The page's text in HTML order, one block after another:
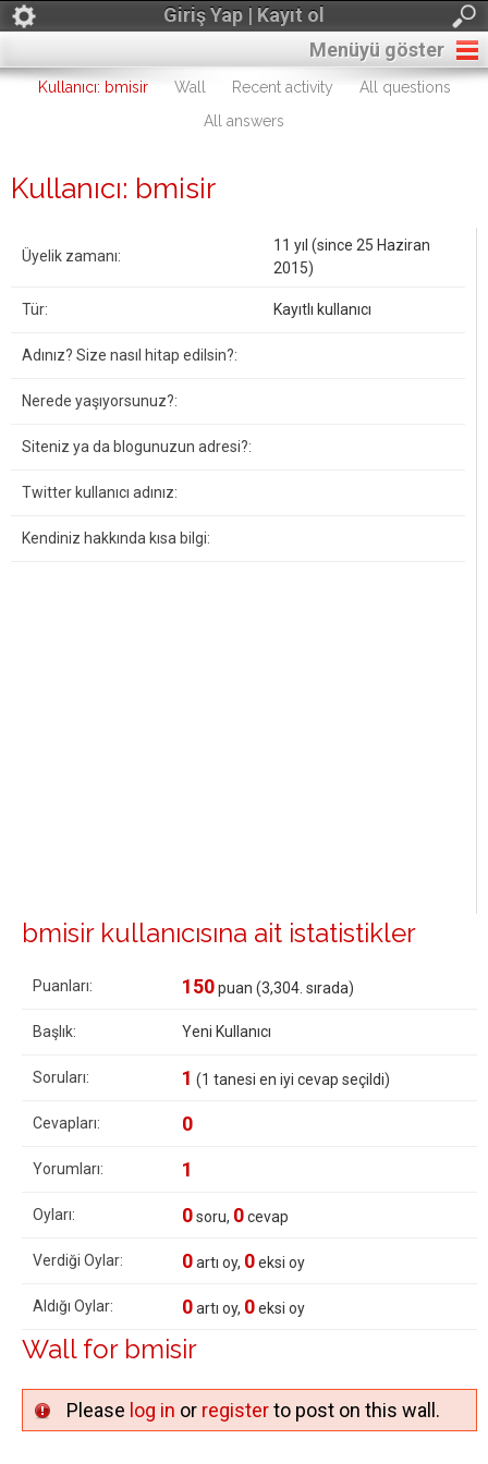
Giriş Yap | Kayıt ol
Menüyü göster
Kullanıcı: bmisir Wall Recent activity
All questions
All answers
Kullanıcı: bmisir
Üyelik zamanı:
11 yıl (since 25 Haziran
2015)
Tür: Kayıtlı kullanıcı
Adınız? Size nasıl hitap edilsin?:
Nerede yaşıyorsunuz?:
Siteniz ya da blogunuzun adresi?:
Twitter kullanıcı adınız:
Kendiniz hakkında kısa bilgi:
bmisir kullanıcısına ait istatistikler
Puanları: 150puan (3,304 . sırada)
Başlık: Yeni Kullanıcı
Soruları: 1 (1 tanesi en iyi cevap seçildi)
Cevapları: 0
Yorumları: 1
Oyları: 0soru, 0cevap
Verdiği Oylar: 0artı oy, 0eksi oy
Aldığı Oylar: 0artı oy, 0eksi oy
Wall for bmisir
Please log in or registerto post on this wall.